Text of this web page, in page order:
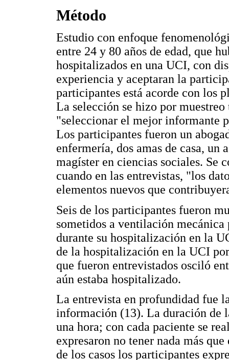
Método
Estudio con enfoque
entre 24 y 80 años de edad, que
hospitalizados en una UCI, con
experiencia y aceptaran la
participantes está acorde con los
La selección se hizo por
"seleccionar el mejor informante
Los participantes fueron un
enfermería, dos amas de casa,
magíster en ciencias sociales. Se
cuando en las entrevistas, "los
elementos nuevos que
Seis de los participantes fueron
sometidos a ventilación
durante su hospitalización en la
de la hospitalización en la UCI
que fueron entrevistados osciló
aún estaba hospitalizado.
La entrevista en profundidad fue
información (13). La duración de
una hora; con cada paciente se
expresaron no tener nada más
de los casos los participantes